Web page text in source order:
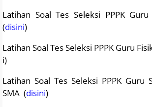
Latihan Soal Tes Seleksi PPPK
(disini)
Latihan Soal Tes Seleksi PPPK Guru
i)
Latihan Soal Tes Seleksi PPPK Guru
SMA (disini)